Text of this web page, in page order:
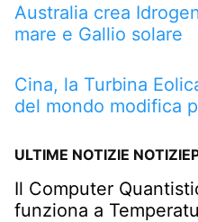
Australia crea
mare e Gallio solare
Cina, la Turbina
del mondo modifica
ULTIME NOTIZIE
Il Computer
funziona a